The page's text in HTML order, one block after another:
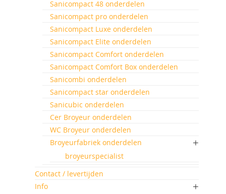
Sanicompact 48 onderdelen
Sanicompact pro onderdelen
Sanicompact Luxe onderdelen
Sanicompact Elite onderdelen
Sanicompact Comfort onderdelen
Sanicompact Comfort Box onderdelen
Sanicombi onderdelen
Sanicompact star onderdelen
Sanicubic onderdelen
Cer Broyeur onderdelen
WC Broyeur onderdelen
Broyeurfabriek onderdelen
broyeurspecialist
Contact / levertijden
Info